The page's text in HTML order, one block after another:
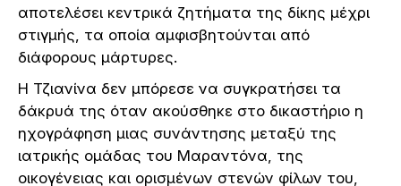
αποτελέσει κεντρικά ζητήματα της δίκης μέχρι
στιγμής, τα οποία αμφισβητούνται από
διάφορους μάρτυρες.
Η Τζιανίνα δεν μπόρεσε να συγκρατήσει τα
δάκρυά της όταν ακούσθηκε στο δικαστήριο η
ηχογράφηση μιας συνάντησης μεταξύ της
ιατρικής ομάδας του Μαραντόνα, της
οικογένειας και ορισμένων στενών φίλων του,